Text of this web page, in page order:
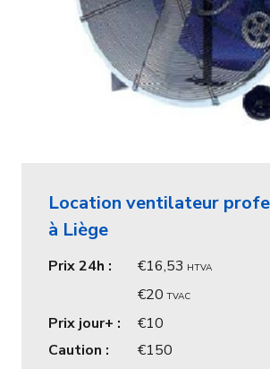
Location ventilateur
à Liège
Prix 24h : 16,53 HTVA
20 TVAC
Prix jour+ :
10
Caution :
150